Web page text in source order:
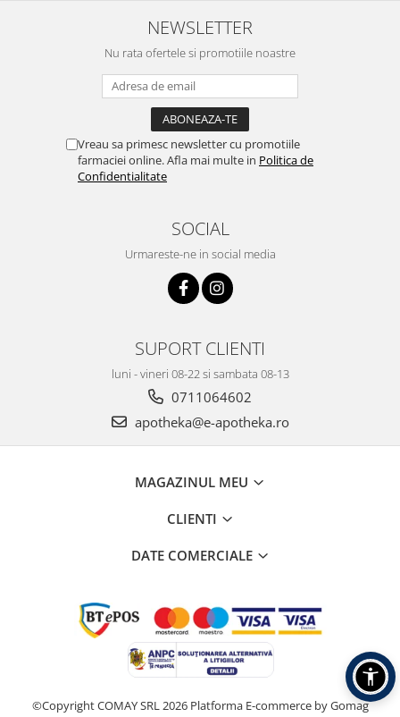
NEWSLETTER
Nu rata ofertele si promotiile noastre
Vreau sa primesc newsletter cu promotiile
farmaciei online. Afla mai multe in Politica de
Confidentialitate
SOCIAL
Urmareste-ne in social media
SUPORT CLIENTI
luni - vineri 08-22 si sambata 08-13
0711064602
apotheka@e-apotheka.ro
MAGAZINUL MEU
CLIENTI
DATE COMERCIALE
©Copyright COMAY SRL 2026 Platforma E-commerce by Gomag